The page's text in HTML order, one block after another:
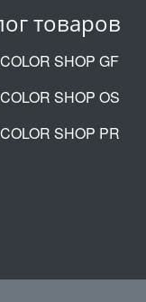
товаров
SHOP GF
SHOP OS
SHOP PR